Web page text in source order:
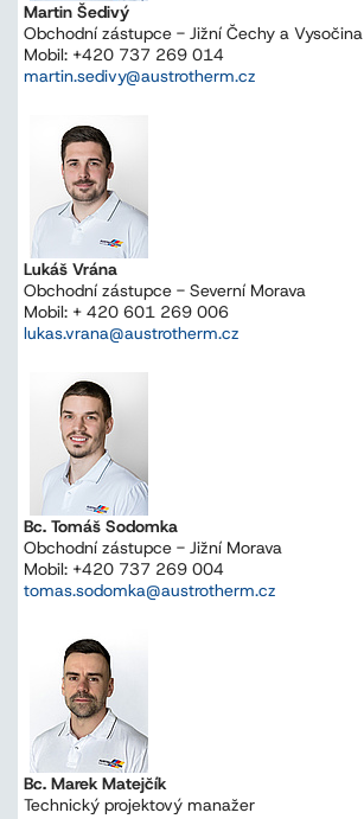
Martin Šedivý
Obchodní zástupce - Jižní Čechy a Vysočina
Mobil: +420 737 269 014
martin.sedivy@austrotherm.cz
Lukáš Vrána
Obchodní zástupce - Severní Morava
Mobil: + 420 601 269 006
lukas.vrana@austrotherm.cz
Bc. Tomáš Sodomka
Obchodní zástupce - Jižní Morava
Mobil: +420 737 269 004
tomas.sodomka@austrotherm.cz
Bc. Marek Matejčík
Technický projektový manažer